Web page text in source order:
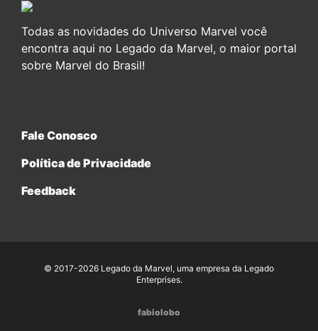
Todas as novidades do Universo Marvel você
encontra aqui no Legado da Marvel, o maior portal
sobre Marvel do Brasil!
Fale Conosco
Política de Privacidade
Feedback
© 2017-2026 Legado da Marvel, uma empresa da Legado
Enterprises.
fabiolobo